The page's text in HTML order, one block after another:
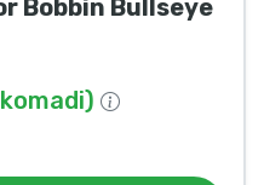
Bobbin Bullseye